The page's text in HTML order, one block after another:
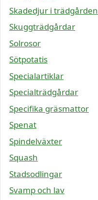
Skadedjur i trädgården
Skuggträdgårdar
Solrosor
Sötpotatis
Specialartiklar
Specialträdgårdar
Specifika gräsmattor
Spenat
Spindelväxter
Squash
Stadsodlingar
Svamp och lav